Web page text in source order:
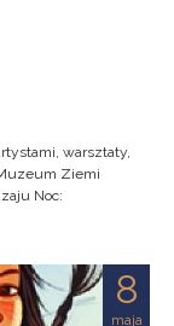
warsztaty,
Ziemi
Noc:
8
maja